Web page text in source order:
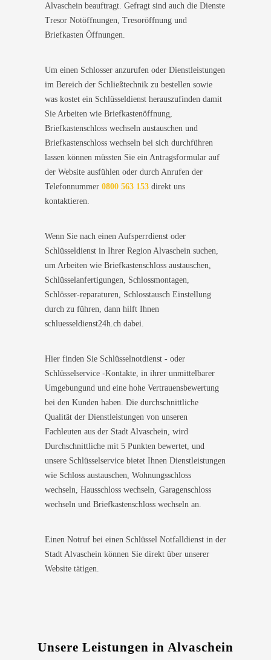
Alvaschein beauftragt. Gefragt sind auch die Dienste
Tresor Notöffnungen, Tresoröffnung und
Briefkasten Öffnungen.
Um einen Schlosser anzurufen oder Dienstleistungen
im Bereich der Schließtechnik zu bestellen sowie
was kostet ein Schlüsseldienst herauszufinden damit
Sie Arbeiten wie Briefkastenöffnung,
Briefkastenschloss wechseln austauschen und
Briefkastenschloss wechseln bei sich durchführen
lassen können müssten Sie ein Antragsformular auf
der Website ausfühlen oder durch Anrufen der
Telefonnummer 0800 563 153 direkt uns
kontaktieren.
Wenn Sie nach einen Aufsperrdienst oder
Schlüsseldienst in Ihrer Region Alvaschein suchen,
um Arbeiten wie Briefkastenschloss austauschen,
Schlüsselanfertigungen, Schlossmontagen,
Schlösser-reparaturen, Schlosstausch Einstellung
durch zu führen, dann hilft Ihnen
schluesseldienst24h.ch dabei.
Hier finden Sie Schlüsselnotdienst - oder
Schlüsselservice -Kontakte, in ihrer unmittelbarer
Umgebungund und eine hohe Vertrauensbewertung
bei den Kunden haben. Die durchschnittliche
Qualität der Dienstleistungen von unseren
Fachleuten aus der Stadt Alvaschein, wird
Durchschnittliche mit 5 Punkten bewertet, und
unsere Schlüsselservice bietet Ihnen Dienstleistungen
wie Schloss austauschen, Wohnungsschloss
wechseln, Hausschloss wechseln, Garagenschloss
wechseln und Briefkastenschloss wechseln an.
Einen Notruf bei einen Schlüssel Notfalldienst in der
Stadt Alvaschein können Sie direkt über unserer
Website tätigen.
Unsere Leistungen in Alvaschein